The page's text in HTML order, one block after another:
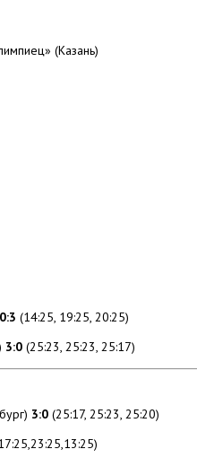
(Казань)
0:3 (14:25, 19:25, 20:25)
3:0 (25:23, 25:23, 25:17)
3:0 (25:17, 25:23, 25:20)